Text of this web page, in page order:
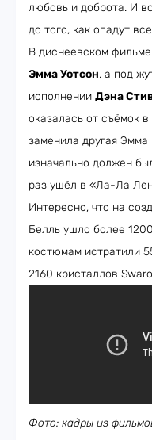
любовь и доброта. И
до того, как опадут
В диснеевском
Эмма Уотсон, а под
исполнении Дэна
оказалась от съёмок
заменила другая
изначально должен
раз ушёл в «Ла-Ла
Интересно, что на
Белль ушло более
костюмам истратили
2160 кристаллов
Фото: кадры из